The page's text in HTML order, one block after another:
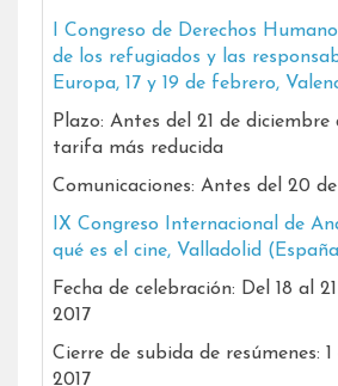
I Congreso de Derechos
de los refugiados y las
Europa, 17 y 19 de febrero,
Plazo: Antes del 21 de diciembre
tarifa más reducida
Comunicaciones: Antes del 20
IX Congreso Internacional de
qué es el cine, Valladolid
Fecha de celebración: Del 18 al
2017
Cierre de subida de resúmenes:
2017